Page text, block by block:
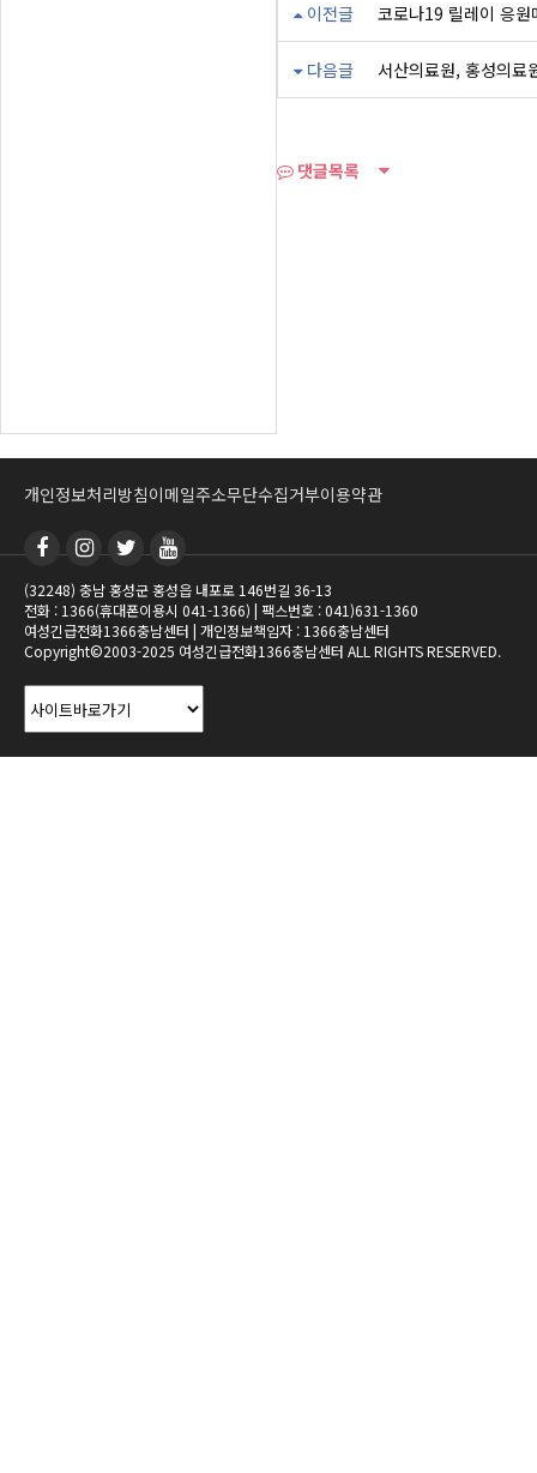
이전글 코로나19 릴레이 응원
다음글 서산의료원, 홍성의료
댓글목록
개인정보처리방침이메일주소무단수집거부이용약관
(32248) 충남 홍성군 홍성읍 내포로 146번길 36-13
전화 : 1366(휴대폰이용시 041-1366) | 팩스번호 : 041)631-1360
여성긴급전화1366충남센터 | 개인정보책임자 : 1366충남센터
Copyright©2003-2025 여성긴급전화1366충남센터 ALL RIGHTS RESERVED.